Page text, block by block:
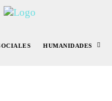
HUMANIDADES